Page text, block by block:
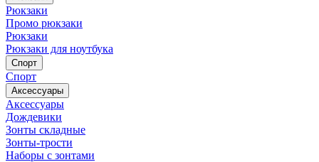
Рюкзаки
Промо рюкзаки
Рюкзаки
Рюкзаки для ноутбука
Спорт
Спорт
Аксессуары
Аксессуары
Дождевики
Зонты складные
Зонты-трости
Наборы с зонтами